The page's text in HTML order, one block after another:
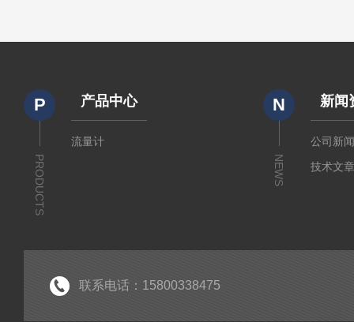
P
PRODUCTS
产品中心
流量计
N
NEWS
新闻
公司新
技术文
联系电话：15800338475